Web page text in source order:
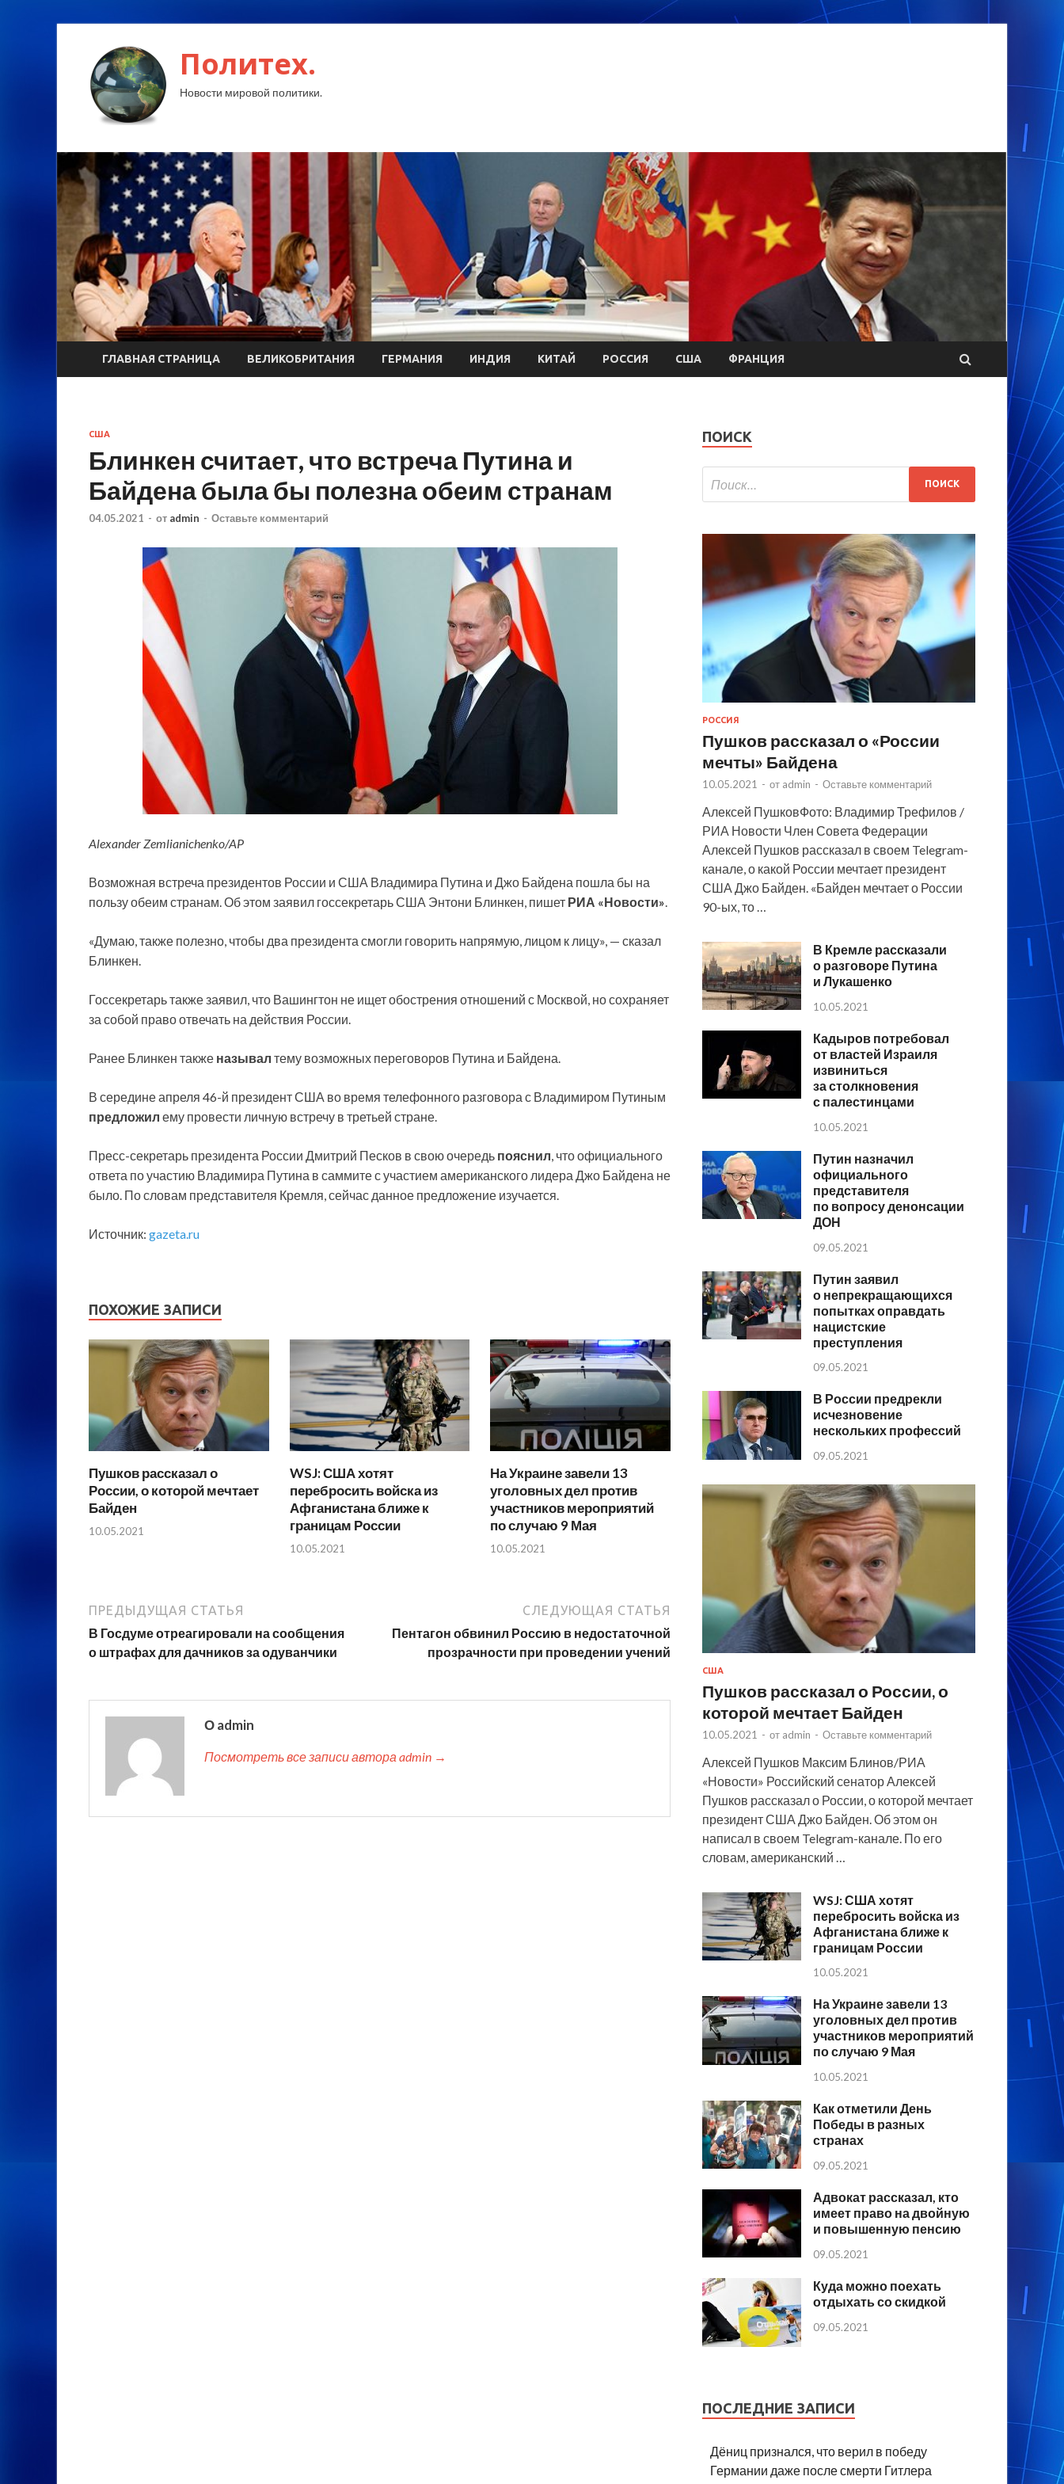
Политех.
Новости мировой политики.
ГЛАВНАЯ СТРАНИЦА ВЕЛИКОБРИТАНИЯ ГЕРМАНИЯ ИНДИЯ КИТАЙ РОССИЯ США ФРАНЦИЯ
США
Блинкен считает, что встреча Путина и
Байдена была бы полезна обеим странам
04.05.2021 - от admin - Оставьте комментарий
Alexander Zemlianichenko/AP
Возможная встреча президентов России и США Владимира Путина и Джо Байдена пошла бы на
пользу обеим странам. Об этом заявил госсекретарь США Энтони Блинкен, пишет РИА «Новости».
«Думаю, также полезно, чтобы два президента смогли говорить напрямую, лицом к лицу», — сказал
Блинкен.
Госсекретарь также заявил, что Вашингтон не ищет обострения отношений с Москвой, но сохраняет
за собой право отвечать на действия России.
Ранее Блинкен также называл тему возможных переговоров Путина и Байдена.
В середине апреля 46-й президент США во время телефонного разговора с Владимиром Путиным
предложил ему провести личную встречу в третьей стране.
Пресс-секретарь президента России Дмитрий Песков в свою очередь пояснил, что официального
ответа по участию Владимира Путина в саммите с участием американского лидера Джо Байдена не
было. По словам представителя Кремля, сейчас данное предложение изучается.
Источник: gazeta.ru
ПОХОЖИЕ ЗАПИСИ
Пушков рассказал о
России, о которой мечтает
Байден
10.05.2021
WSJ: США хотят
перебросить войска из
Афганистана ближе к
границам России
10.05.2021
На Украине завели 13
уголовных дел против
участников мероприятий
по случаю 9 Мая
10.05.2021
ПРЕДЫДУЩАЯ СТАТЬЯ
В Госдуме отреагировали на сообщения
о штрафах для дачников за одуванчики
СЛЕДУЮЩАЯ СТАТЬЯ
Пентагон обвинил Россию в недостаточной
прозрачности при проведении учений
О admin
Посмотреть все записи автора admin →
ПОИСК
РОССИЯ
Пушков рассказал о «России
мечты» Байдена
10.05.2021 - от admin - Оставьте комментарий
Алексей ПушковФото: Владимир Трефилов /
РИА Новости Член Совета Федерации
Алексей Пушков рассказал в своем Telegram-
канале, о какой России мечтает президент
США Джо Байден. «Байден мечтает о России
90-ых, то …
В Кремле рассказали
о разговоре Путина
и Лукашенко
10.05.2021
Кадыров потребовал
от властей Израиля
извиниться
за столкновения
с палестинцами
10.05.2021
Путин назначил
официального
представителя
по вопросу денонсации
ДОН
09.05.2021
Путин заявил
о непрекращающихся
попытках оправдать
нацистские
преступления
09.05.2021
В России предрекли
исчезновение
нескольких профессий
09.05.2021
США
Пушков рассказал о России, о
которой мечтает Байден
10.05.2021 - от admin - Оставьте комментарий
Алексей Пушков Максим Блинов/РИА
«Новости» Российский сенатор Алексей
Пушков рассказал о России, о которой мечтает
президент США Джо Байден. Об этом он
написал в своем Telegram-канале. По его
словам, американский …
WSJ: США хотят
перебросить войска из
Афганистана ближе к
границам России
10.05.2021
На Украине завели 13
уголовных дел против
участников мероприятий
по случаю 9 Мая
10.05.2021
Как отметили День
Победы в разных
странах
09.05.2021
Адвокат рассказал, кто
имеет право на двойную
и повышенную пенсию
09.05.2021
Куда можно поехать
отдыхать со скидкой
09.05.2021
ПОСЛЕДНИЕ ЗАПИСИ
Дёниц признался, что верил в победу
Германии даже после смерти Гитлера